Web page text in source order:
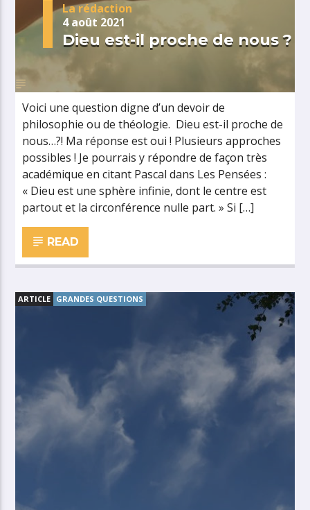
La rédaction
4 août 2021
Dieu est-il proche de nous ?
Voici une question digne d’un devoir de
philosophie ou de théologie. Dieu est-il proche de
nous…?! Ma réponse est oui ! Plusieurs approches
possibles ! Je pourrais y répondre de façon très
académique en citant Pascal dans Les Pensées :
« Dieu est une sphère infinie, dont le centre est
partout et la circonférence nulle part. » Si […]
READ
ARTICLE GRANDES QUESTIONS